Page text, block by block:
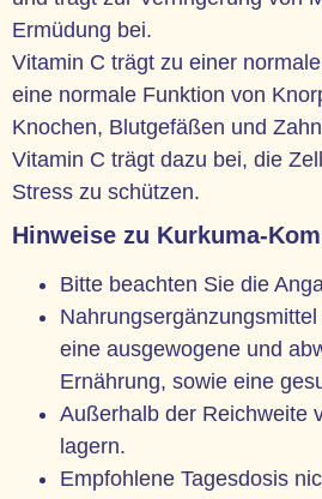
Ermüdung bei.
Vitamin C trägt zu einer
eine normale Funktion von
Knochen, Blutgefäßen und
Vitamin C trägt dazu bei, die
Stress zu schützen.
Hinweise zu Kurkuma-
Bitte beachten Sie die
eine ausgewogene und
Ernährung, sowie eine
Außerhalb der Reichweite
lagern.
Empfohlene Tagesdosis